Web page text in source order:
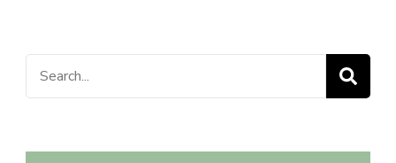
Search
for: